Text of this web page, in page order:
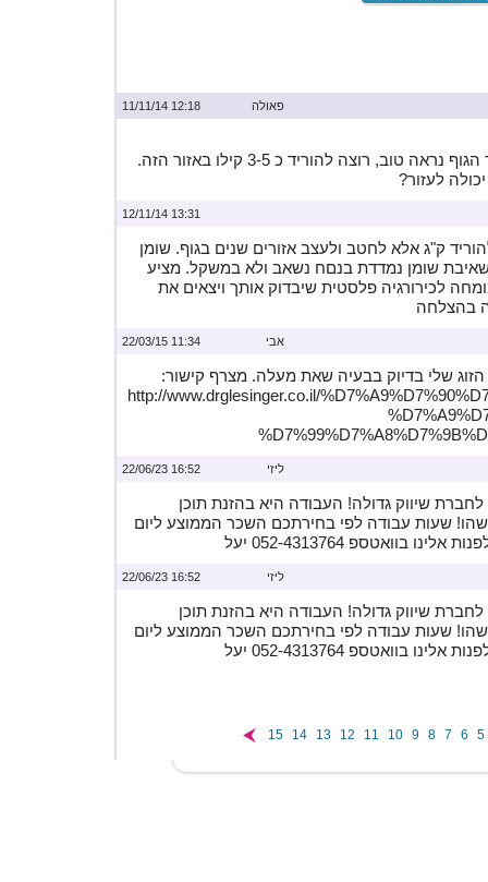
12:18 11/11/14 פאולה
טוב, רוצה להוריד כ 3-5 קילו באזור הזה.
לעזור?
13:31 12/11/14
ק"ג אלא לחטב ולעצב אזורים שנים בגוף. שומן
שאיבת שומן נמדדת בנםח נשאב ולא במשקל. מציע
לכירורגיה פלסטית שיבדוק אותך ויצאים את
בהצלחה
11:34 22/03/15 אבי
הזוג שלי בדיוק בבעיה שאת מעלה. מצרף קישור:
http://www.drglesinger.co.il/
16:52 22/06/23 ליזי
שיווק גדולה! העבודה היא בהזנת תוכן
שעות עבודה לפי בחירתכם השכר הממוצע ליום
16:52 22/06/23 ליזי
שיווק גדולה! העבודה היא בהזנת תוכן
שעות עבודה לפי בחירתכם השכר הממוצע ליום
5
6
7
8
9
10
11
12
13
14
15